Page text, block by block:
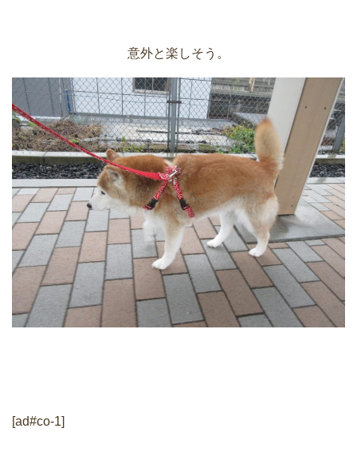
意外と楽しそう。
[ad#co-1]